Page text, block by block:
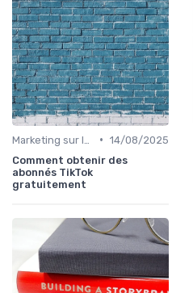
• 14/08/2025
Comment obtenir des
abonnés TikTok
gratuitement